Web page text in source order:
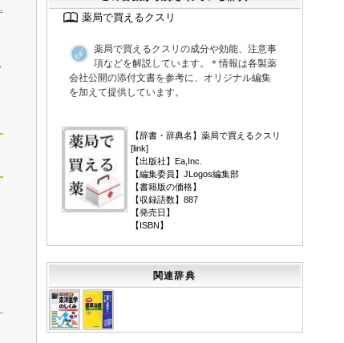
薬局で買えるクスリ
薬局で買えるクスリの成分や効能、注意事
項などを解説しています。＊情報は各製薬
会社公開の添付文書を参考に、オリジナル編集
を加えて提供しています。
【辞書・辞典名】薬局で買えるクスリ
[link]
【出版社】Ea,Inc.
【編集委員】JLogos編集部
【書籍版の価格】
【収録語数】887
【発売日】
【ISBN】
関連辞典